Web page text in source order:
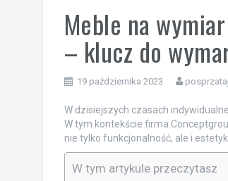
Meble na
– klucz do
19 października 2023
W dzisiejszych czasach
W tym kontekście firma
nie tylko funkcjonalność, ale i
W tym artykule przeczytasz